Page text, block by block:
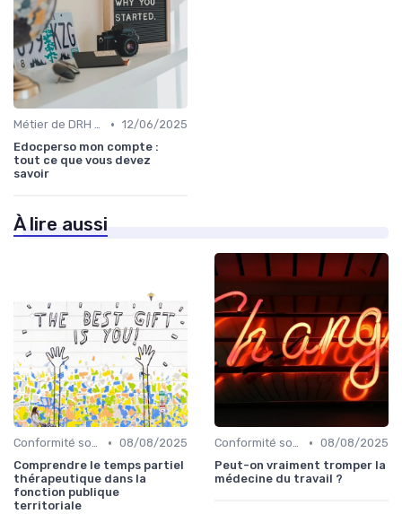
Métier de DRH & responsabilités • 12/06/2025
Edocperso mon compte :
tout ce que vous devez
savoir
À lire aussi
Conformité sociale & droit du travail • 08/08/2025
Comprendre le temps partiel
thérapeutique dans la
fonction publique
territoriale
Conformité sociale & droit du travail • 08/08/2025
Peut-on vraiment tromper la
médecine du travail ?